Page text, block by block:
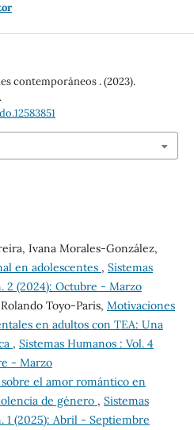
contemporáneos . (2023).
Ivana Morales-González,
en adolescentes , Sistemas
2 (2024): Octubre - Marzo
Toyo-Paris, Motivaciones
en adultos con TEA: Una
, Sistemas Humanos : Vol. 4
- Marzo
el amor romántico en
de género , Sistemas
1 (2025): Abril - Septiembre